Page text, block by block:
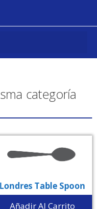
categoría
Londres Table Spoon
Añadir Al Carrito